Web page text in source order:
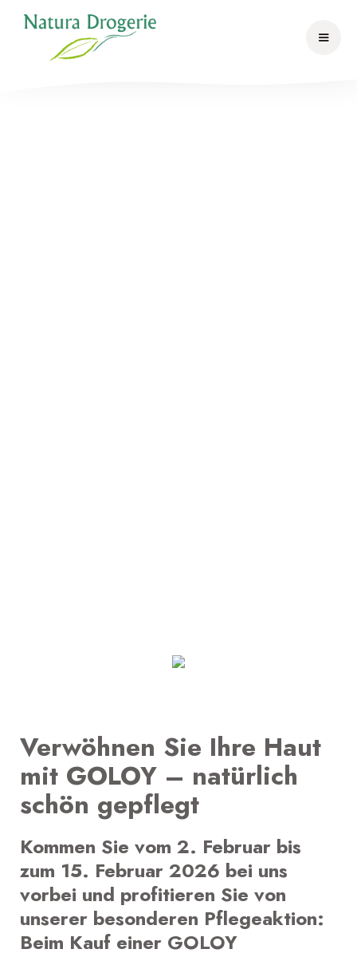
Verwöhnen Sie Ihre Haut
mit GOLOY – natürlich
schön gepflegt
Kommen Sie vom 2. Februar bis
zum 15. Februar 2026 bei uns
vorbei und profitieren Sie von
unserer besonderen Pflegeaktion:
Beim Kauf einer GOLOY